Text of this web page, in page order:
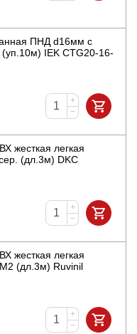
ПНД d16мм с
(уп.10м) IEK CTG20-16-
+
−
жесткая легкая
(дл.3м) DKC
+
−
жесткая легкая
(дл.3м) Ruvinil
+
−